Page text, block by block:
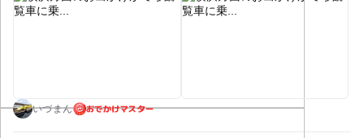
いづまん おでかけマスター